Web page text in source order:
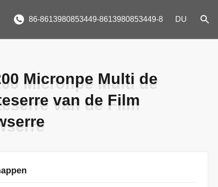
86-8613980853449-8613980853449-8 DU
Micronpe Multi de
van de Film
Micronpe Multi de
van de Film